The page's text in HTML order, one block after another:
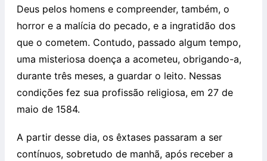
Deus pelos homens e compreender, também, o
horror e a malícia do pecado, e a ingratidão dos
que o cometem. Contudo, passado algum tempo,
uma misteriosa doença a acometeu, obrigando-a,
durante três meses, a guardar o leito. Nessas
condições fez sua profissão religiosa, em 27 de
maio de 1584.
A partir desse dia, os êxtases passaram a ser
contínuos, sobretudo de manhã, após receber a